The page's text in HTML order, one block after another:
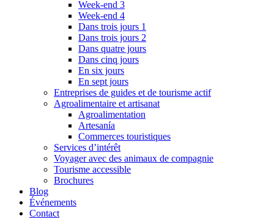
Week-end 3
Week-end 4
Dans trois jours 1
Dans trois jours 2
Dans quatre jours
Dans cinq jours
En six jours
En sept jours
Entreprises de guides et de tourisme actif
Agroalimentaire et artisanat
Agroalimentation
Artesanía
Commerces touristiques
Services d’intérêt
Voyager avec des animaux de compagnie
Tourisme accessible
Brochures
Blog
Événements
Contact